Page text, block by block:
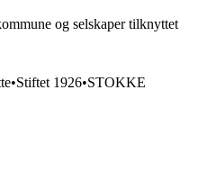
og selskaper tilknyttet
•Stiftet 1926•STOKKE